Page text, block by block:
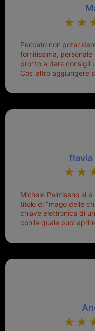
Peccato non poter
fornitissima,
pronto a dare consigli
Cos' altro aggiungere
mio riferimento. Ah
Top top top!!!
flavia
Michele Palmisano si
titolo di "mago delle
chiave elettronica di
con la quale puoi
pronta per la
il coperchietto, la
che non ti staccasse
talvolta non faceva
bisognava
mettere in moto era
di dover prendere un
Nissan... e invece ho